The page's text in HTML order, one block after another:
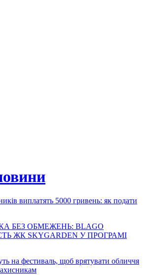
виплатять 5000 гривень: як подати
БЕЗ ОБМЕЖЕНЬ: BLAGO
ЖК SKYGARDEN У ПРОГРАМІ
на фестиваль, щоб врятувати обличчя